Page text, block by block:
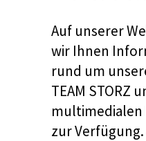
Auf unserer
wir Ihnen
rund um
TEAM STORZ
multimedialen
zur